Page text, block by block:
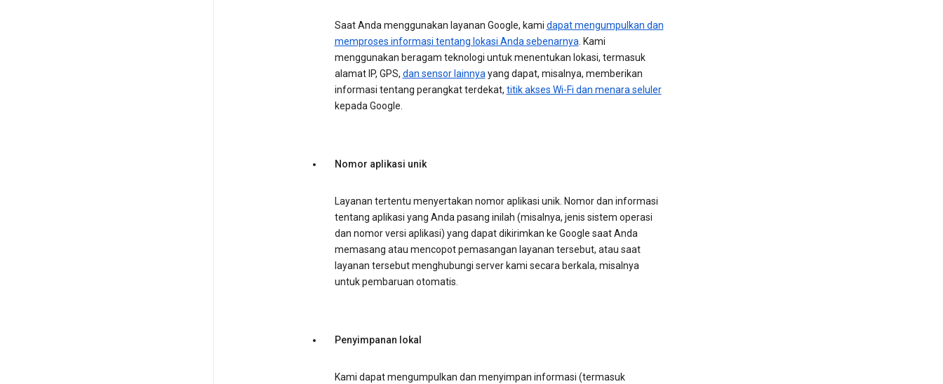
Saat Anda menggunakan layanan Google, kami dapat mengumpulkan dan
memproses informasi tentang lokasi Anda sebenarnya. Kami
menggunakan beragam teknologi untuk menentukan lokasi, termasuk
alamat IP, GPS, dan sensor lainnyayang dapat, misalnya, memberikan
informasi tentang perangkat terdekat, titik akses Wi-Fi dan menara seluler
kepada Google.
Nomor aplikasi unik
Layanan tertentu menyertakan nomor aplikasi unik. Nomor dan informasi
tentang aplikasi yang Anda pasang inilah (misalnya, jenis sistem operasi
dan nomor versi aplikasi) yang dapat dikirimkan ke Google saat Anda
memasang atau mencopot pemasangan layanan tersebut, atau saat
layanan tersebut menghubungi server kami secara berkala, misalnya
untuk pembaruan otomatis.
Penyimpanan lokal
Kami dapat mengumpulkan dan menyimpan informasi (termasuk